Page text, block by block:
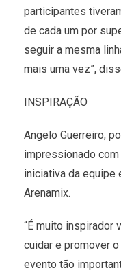
participantes
de cada um por
seguir a mesma
mais uma vez”,
INSPIRAÇÃO
Angelo Guerreiro,
impressionado
iniciativa da equipe
Arenamix.
“É muito inspirador
cuidar e promover
evento tão